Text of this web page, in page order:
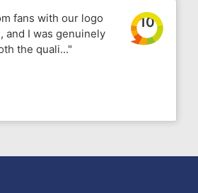
fans with our logo
and I was genuinely
the quali..."
10